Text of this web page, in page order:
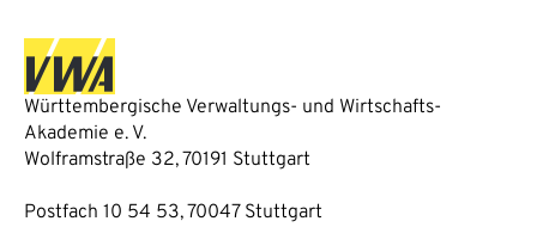
Württembergische Verwaltungs- und Wirtschafts-
Akademie e. V.
Wolframstraße 32, 70191 Stuttgart
Postfach 10 54 53, 70047 Stuttgart